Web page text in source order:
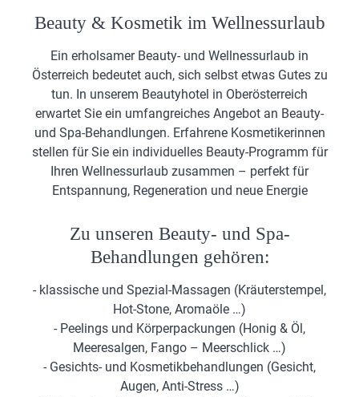
Beauty & Kosmetik im Wellnessurlaub
Ein erholsamer Beauty- und Wellnessurlaub in
Österreich bedeutet auch, sich selbst etwas Gutes zu
tun. In unserem Beautyhotel in Oberösterreich
erwartet Sie ein umfangreiches Angebot an Beauty-
und Spa-Behandlungen. Erfahrene Kosmetikerinnen
stellen für Sie ein individuelles Beauty-Programm für
Ihren Wellnessurlaub zusammen – perfekt für
Entspannung, Regeneration und neue Energie
Zu unseren Beauty- und Spa-
Behandlungen gehören:
- klassische und Spezial-Massagen (Kräuterstempel,
Hot-Stone, Aromaöle …)
- Peelings und Körperpackungen (Honig & Öl,
Meeresalgen, Fango – Meerschlick …)
- Gesichts- und Kosmetikbehandlungen (Gesicht,
Augen, Anti-Stress …)